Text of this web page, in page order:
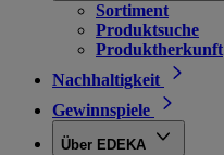
Sortiment
Produktsuche
Produktherkunft
Nachhaltigkeit
Gewinnspiele
Über EDEKA